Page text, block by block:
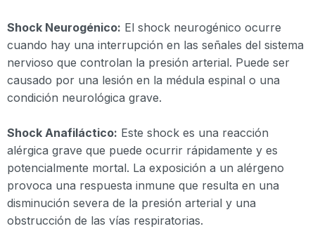
Shock Neurogénico: El shock neurogénico ocurre
cuando hay una interrupción en las señales del sistema
nervioso que controlan la presión arterial. Puede ser
causado por una lesión en la médula espinal o una
condición neurológica grave.
Shock Anafiláctico: Este shock es una reacción
alérgica grave que puede ocurrir rápidamente y es
potencialmente mortal. La exposición a un alérgeno
provoca una respuesta inmune que resulta en una
disminución severa de la presión arterial y una
obstrucción de las vías respiratorias.